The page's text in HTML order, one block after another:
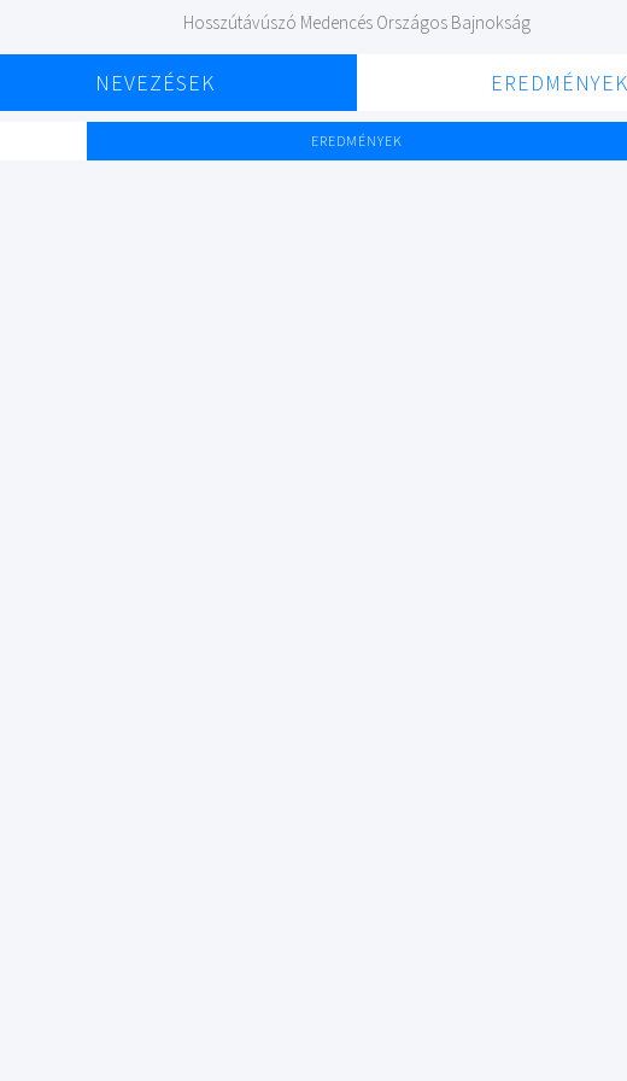
Hosszútávúszó Medencés Országos Bajnokság
NEVEZÉSEK EREDMÉNYEK
EREDMÉNYEK